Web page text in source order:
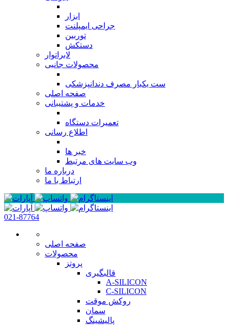
ابزار
جراحی ایمپلنت
توربین
دستکش
لابراتوار
محصولات جانبی
ست یکبار مصرف دندانپزشکی
صفحه اصلی
خدمات و پشتیبانی
تعمیرات دستگاه
اطلاع رسانی
خبر ها
وب سایت های مرتبط
درباره ما
ارتباط با ما
021-87764
صفحه اصلی
محصولات
پروتز
قالبگیری
A-SILICON
C-SILICON
روکش موقت
سمان
پالیشینگ